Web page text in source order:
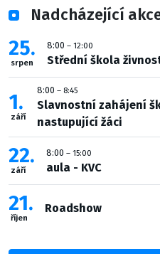
Nadcházející
25
srpen
8:00 – 12:00
Střední škola
1
září
8:00 – 8:45
Slavnostní zahájení
nastupující žáci
22
září
8:00 – 15:00
aula - KVC
21
říjen
Roadshow